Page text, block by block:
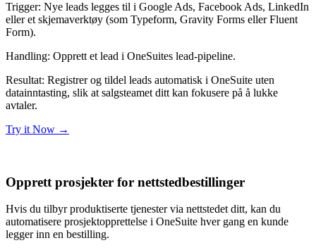
Trigger: Nye leads legges til i Google Ads, Facebook Ads, LinkedIn
eller et skjemaverktøy (som Typeform, Gravity Forms eller Fluent
Form).
Handling: Opprett et lead i OneSuites lead-pipeline.
Resultat: Registrer og tildel leads automatisk i OneSuite uten
datainntasting, slik at salgsteamet ditt kan fokusere på å lukke
avtaler.
Try it Now →
Opprett prosjekter for nettstedbestillinger
Hvis du tilbyr produktiserte tjenester via nettstedet ditt, kan du
automatisere prosjektopprettelse i OneSuite hver gang en kunde
legger inn en bestilling.